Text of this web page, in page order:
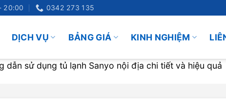
20:00 0342 273 135
DỊCH VỤ BẢNG GIÁ KINH NGHIỆM
dẫn sử dụng tủ lạnh Sanyo nội địa chi tiết và hiệu quả